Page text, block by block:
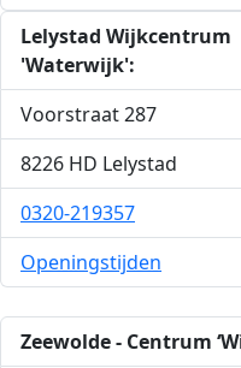
Lelystad Wijkcentrum
'Waterwijk':
Voorstraat 287
8226 HD Lelystad
0320-219357
Openingstijden
Zeewolde - Centrum